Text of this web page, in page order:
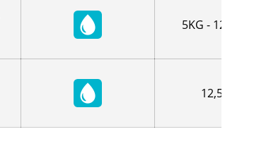
5KG - 12,5LT
12,5L